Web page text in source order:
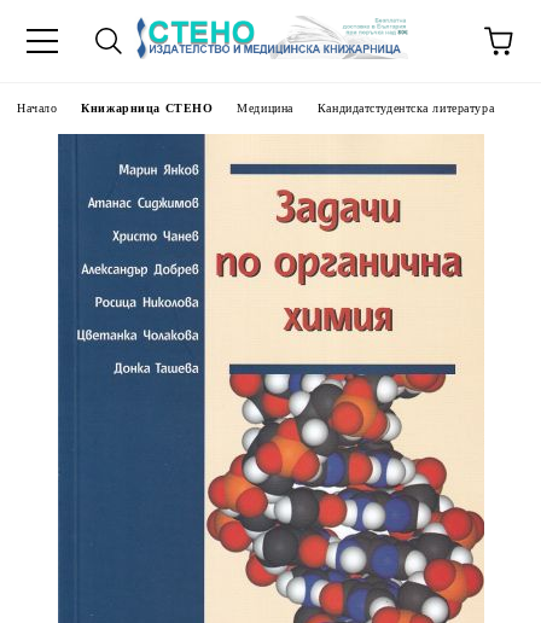
Начало Книжарница СТЕНО Медицина Кандидатстудентска литература